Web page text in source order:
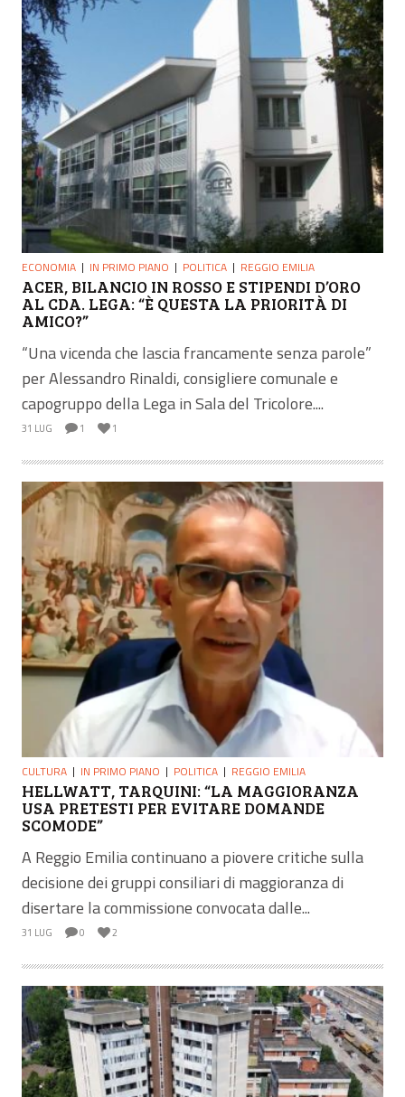
ECONOMIA IN PRIMO PIANO POLITICA REGGIO EMILIA
ACER, BILANCIO IN ROSSO E STIPENDI D’ORO
AL CDA. LEGA: “È QUESTA LA PRIORITÀ DI
AMICO?”
“Una vicenda che lascia francamente senza parole”
per Alessandro Rinaldi, consigliere comunale e
capogruppo della Lega in Sala del Tricolore....
31 LUG 1 1
CULTURA IN PRIMO PIANO POLITICA REGGIO EMILIA
HELLWATT, TARQUINI: “LA MAGGIORANZA
USA PRETESTI PER EVITARE DOMANDE
SCOMODE”
A Reggio Emilia continuano a piovere critiche sulla
decisione dei gruppi consiliari di maggioranza di
disertare la commissione convocata dalle...
31 LUG 0 2